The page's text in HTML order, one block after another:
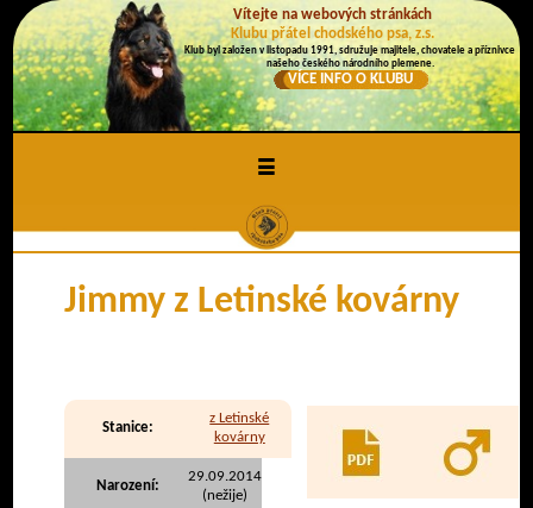
Vítejte na webových stránkách
Klubu přátel chodského psa, z.s.
Klub byl založen v listopadu 1991, sdružuje majitele, chovatele a příznivce
našeho českého národního plemene.
VÍCE INFO O KLUBU
≡
Jimmy z Letinské kovárny
Stanice:
z Letinské
kovárny
Narození:
29.09.2014
(nežije)